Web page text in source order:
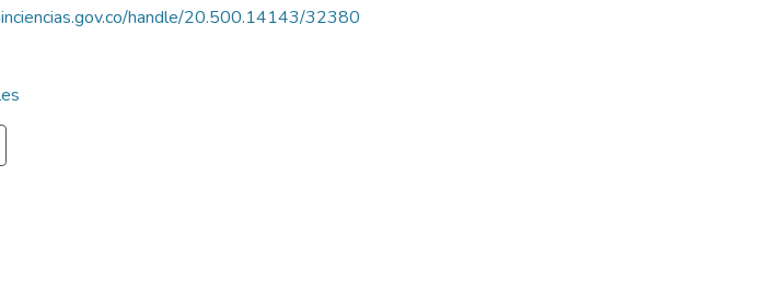
handle/20.500.14143/32380